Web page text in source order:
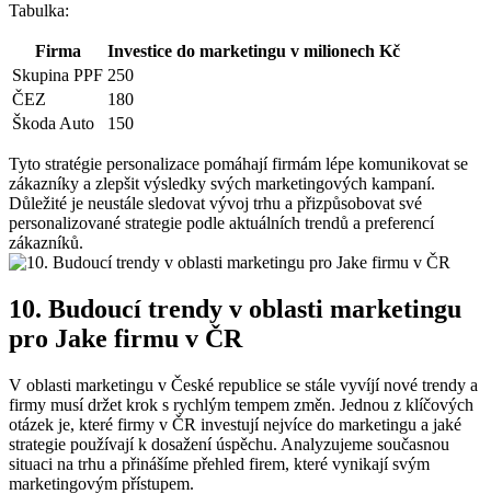
Tabulka:
Firma
Investice do marketingu v milionech Kč
Skupina PPF 250
ČEZ
180
Škoda Auto
150
Tyto stratégie ​personalizace pomáhají firmám lépe komunikovat se
zákazníky a zlepšit⁣ výsledky svých marketingových kampaní.
Důležité‌ je‍ neustále sledovat vývoj trhu a přizpůsobovat ⁣své
personalizované strategie podle aktuálních trendů a preferencí
zákazníků.
10. ‍Budoucí trendy v ⁤oblasti marketingu
pro Jake firmu‍ v ČR
V oblasti⁤ marketingu v České republice se⁢ stále vyvíjí nové trendy ⁣a
firmy musí držet krok s rychlým‍ tempem‌ změn. Jednou z⁣ klíčových
otázek⁢ je, které firmy v ČR ⁣investují nejvíce ​do marketingu a⁣ jaké
strategie⁤ používají k dosažení úspěchu. Analyzujeme současnou
situaci⁤ na trhu ‌a ​přinášíme přehled firem, které vynikají svým
marketingovým ⁣přístupem.